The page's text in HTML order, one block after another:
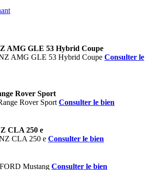
AMG GLE 53 Hybrid Coupe
Consulter le
Rover Sport
Consulter le bien
CLA 250 e
Consulter le bien
Consulter le bien